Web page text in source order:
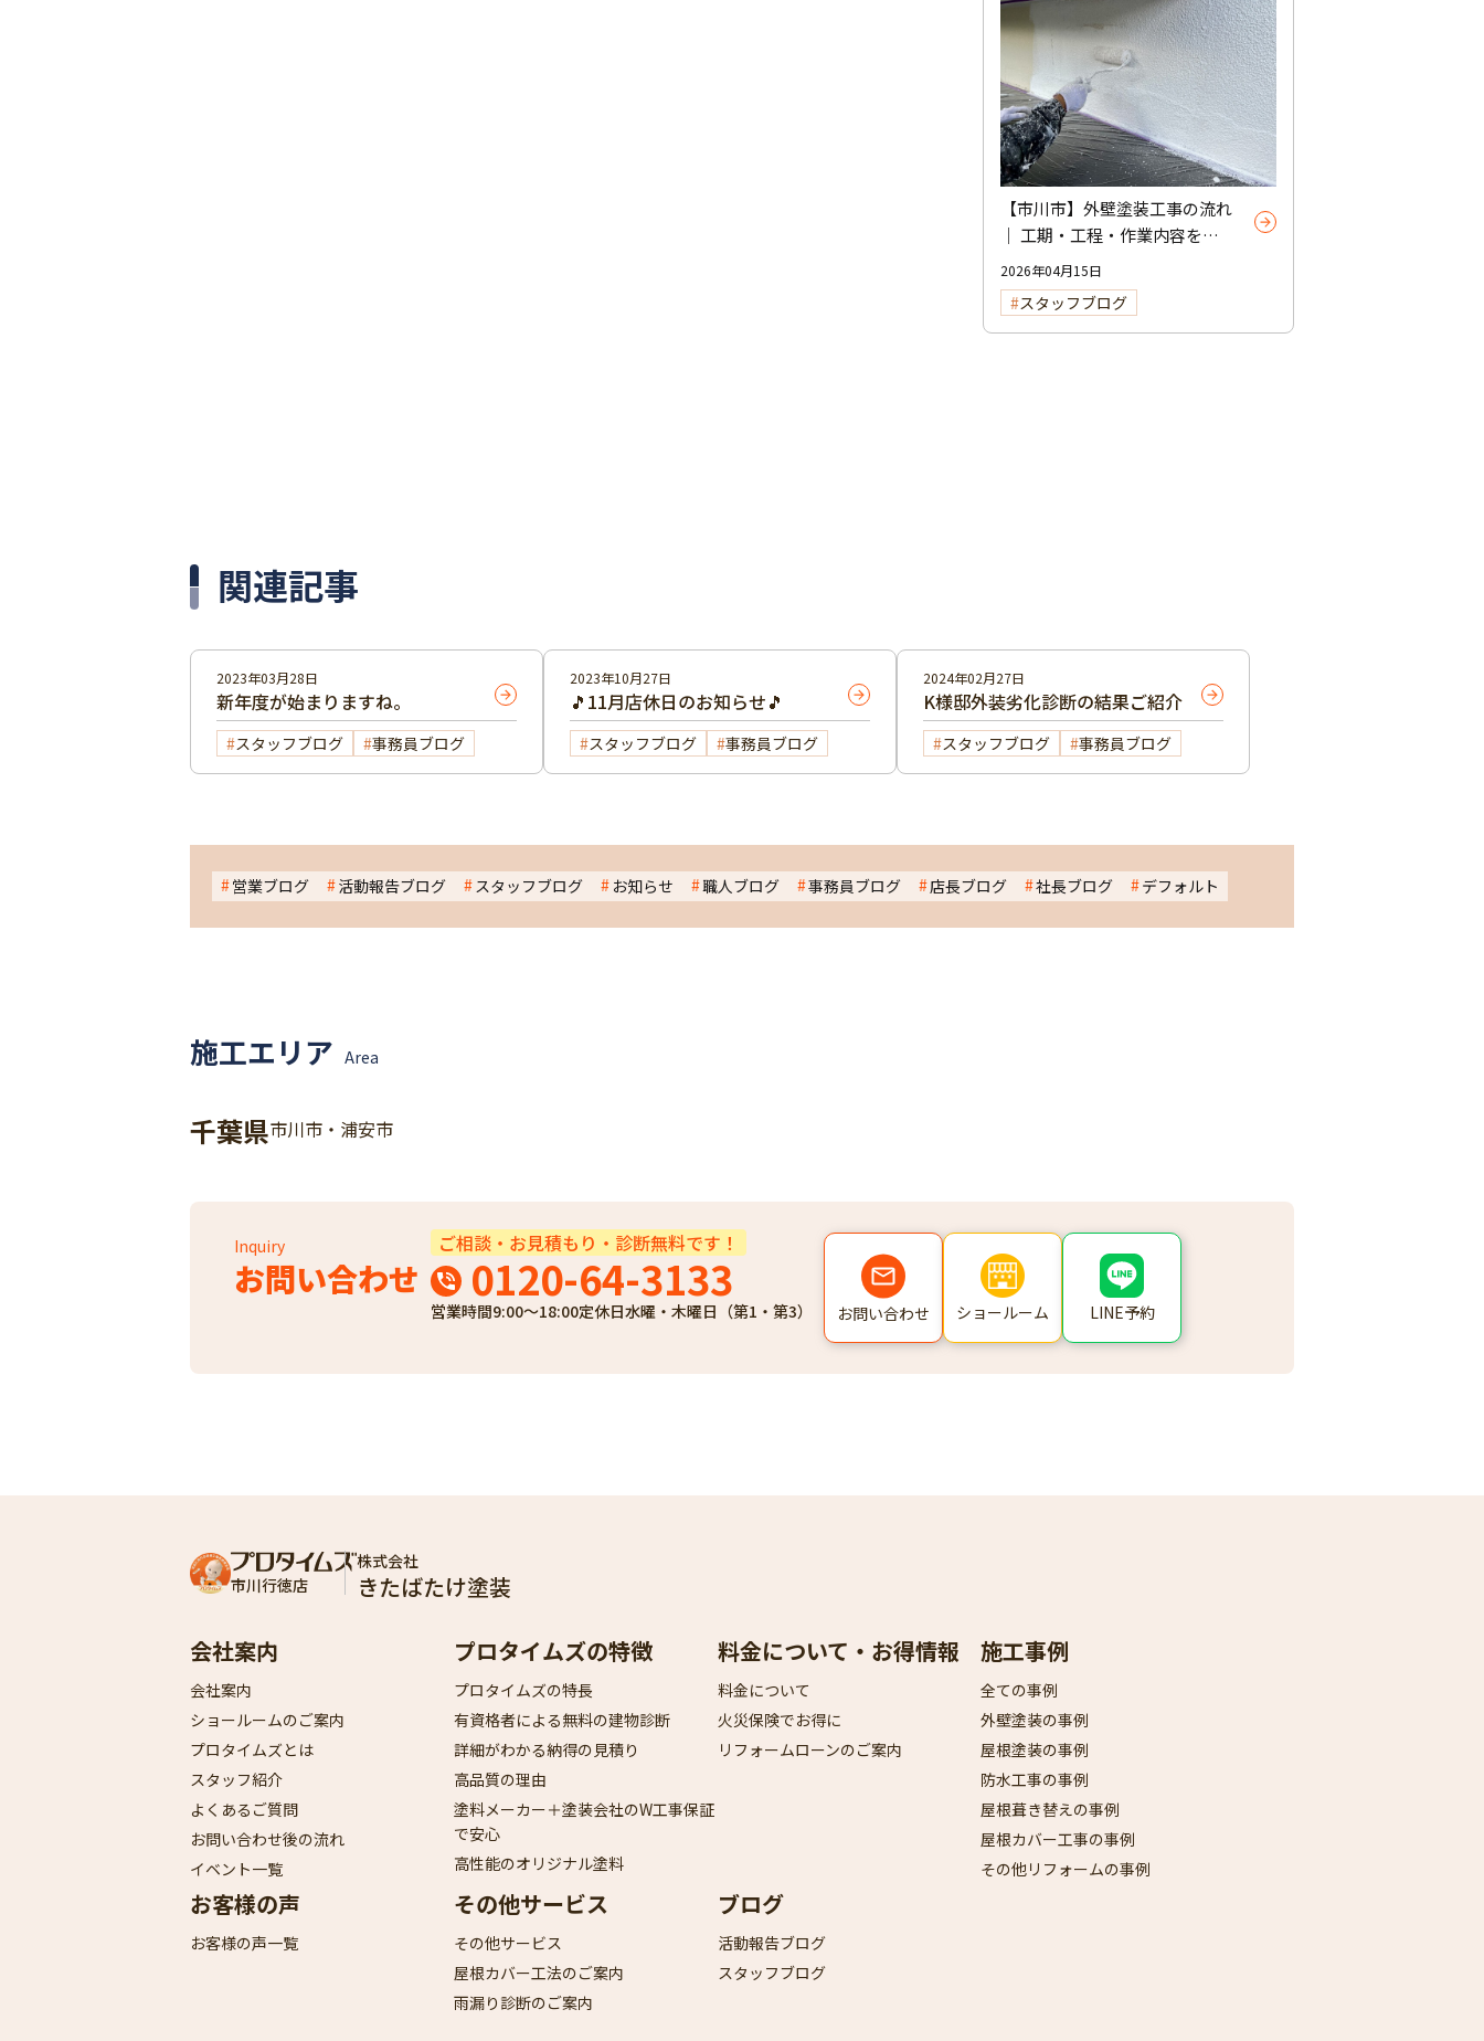
【市川市】外壁塗装工事の流れ
｜ 工期・工程・作業内容をわ
かりやすく解説
2026年04月15日
スタッフブログ
関連記事
2023年03月28日
新年度が始まりますね。
スタッフブログ 事務員ブログ
2023年10月27日
🎵11月店休日のお知らせ🎵
スタッフブログ 事務員ブログ
2024年02月27日
K様邸外装劣化診断の結果ご紹介
スタッフブログ 事務員ブログ
営業ブログ 活動報告ブログ スタッフブログ お知らせ 職人ブログ 事務員ブログ 店長ブログ 社長ブログ デフォルト
施工エリア Area
千葉県市川市・浦安市
お問い合わせ
Inquiry ご相談・お見積もり・診断無料です！
0120-64-3133
営業時間9:00～18:00定休日水曜・木曜日（第1・第3） お問い合わせ ショールーム LINE予約
市川行徳店
株式会社
きたばたけ塗装
会社案内
会社案内
ショールームのご案内
プロタイムズとは
スタッフ紹介
よくあるご質問
お問い合わせ後の流れ
イベント一覧
プロタイムズの特徴
プロタイムズの特長
有資格者による無料の建物診断
詳細がわかる納得の見積り
高品質の理由
塗料メーカー＋塗装会社のW工事保証
で安心
高性能のオリジナル塗料
料金について・お得情報
料金について
火災保険でお得に
リフォームローンのご案内
施工事例
全ての事例
外壁塗装の事例
屋根塗装の事例
防水工事の事例
屋根葺き替えの事例
屋根カバー工事の事例
その他リフォームの事例
お客様の声
お客様の声一覧
その他サービス
その他サービス
屋根カバー工法のご案内
雨漏り診断のご案内
ブログ
活動報告ブログ
スタッフブログ